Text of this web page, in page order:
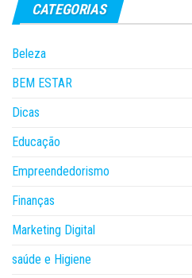
CATEGORIAS
Beleza
BEM ESTAR
Dicas
Educação
Empreendedorismo
Finanças
Marketing Digital
saúde e Higiene